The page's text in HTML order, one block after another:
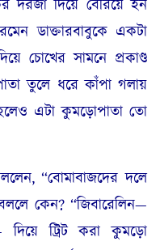
দরজা দিয়ে বেরিয়ে হন
ডাক্তারবাবুকে একটা
চোখের সামনে প্রকাণ্ড
তুলে ধরে কাঁপা গলায়
হলেও এটা কুমড়োপাতা তো
“বোমাবাজদের দলে
কেন? “জিবারেলিন—
দিয়ে ট্রিট করা কুমড়ো